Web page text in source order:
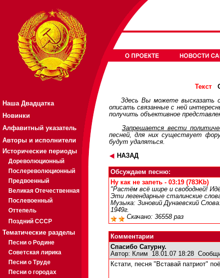
Наша Двадцатка
Новинки
Алфавитный указатель
Авторы и исполнители
Исторические периоды
Дореволюционный
Послереволюционный
Предвоенный
Великая Отечественная
Послевоенный
Оттепель
Поздний СССР
Тематические разделы
Песни о Родине
Советская лирика
Песни о Труде
Песни о городах
Текст
Здесь Вы можете высказать
описать связанные с ней
получить объективное
Запрещается вести
песней, для них существует
будут удаляться.
НАЗАД
Обсуждаем песню:
Ну как не запеть - 03:19 (783Kb)
"Растём всё шире и свободней!
Эти легендарные сталинские
Музыка: Зиновий Дунаевский
1949г.
Скачано: 36558 раз
Комментарии
Спасибо Сатурну.
Автор: Клим 18.01.07 18:28
Кстати, песня "Вставай патриот"